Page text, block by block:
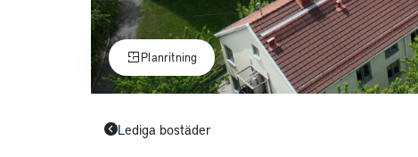
Planritning
Lediga bostäder